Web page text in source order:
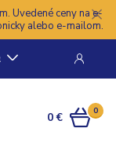
Uvedené ceny na e-
alebo e-mailom.
0
0 €